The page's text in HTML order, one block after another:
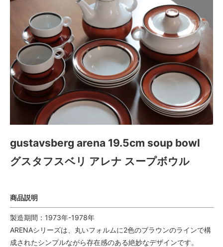
gustavsberg arena 19.5cm soup bowl
グスタフスベリ アレナ スープボウル
商品説明
製造期間：1973年-1978年
ARENAシリーズは、丸いフォルムに2色のブラウンのラインで構
成されたシンプルながら存在感のある絶妙なデザインです。